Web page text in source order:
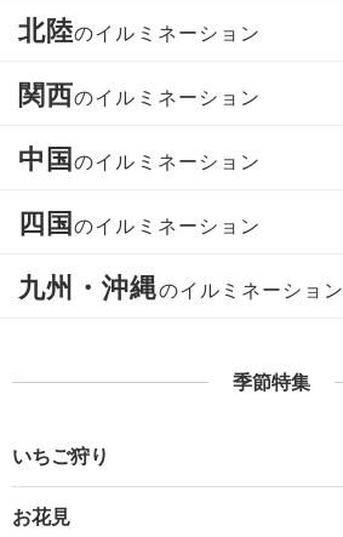
北陸のイルミネーション
関西のイルミネーション
中国のイルミネーション
四国のイルミネーション
九州・沖縄のイルミネーション
季節特集
いちご狩り
お花見